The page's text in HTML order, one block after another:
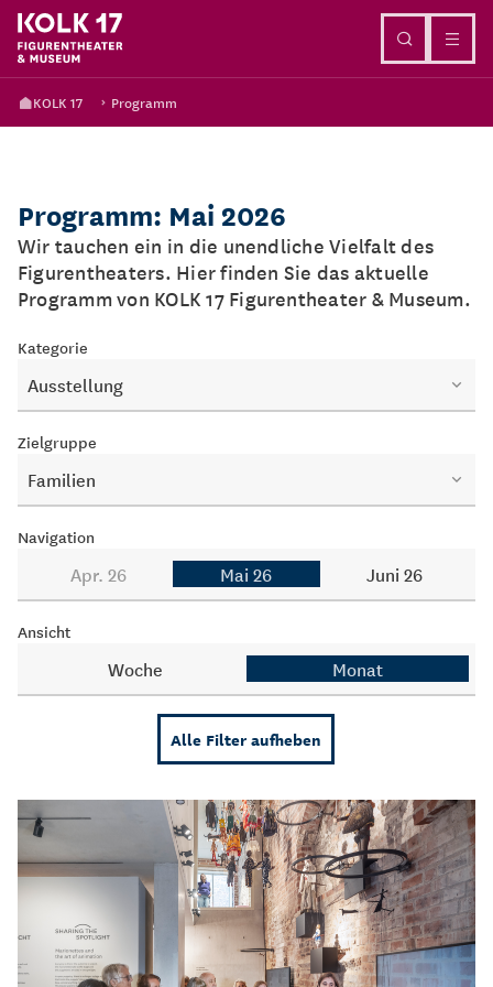
KOLK 17 Programm
Programm: Mai 2026
Wir tauchen ein in die unendliche Vielfalt des
Figurentheaters. Hier finden Sie das aktuelle
Programm von KOLK 17 Figurentheater & Museum.
Kategorie
Ausstellung
Zielgruppe
Familien
Navigation
Apr. 26 Mai 26 Juni 26
Ansicht
Woche Monat
Alle Filter aufheben